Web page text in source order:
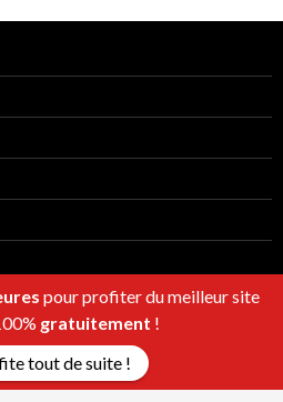
pour profiter du meilleur site
gratuitement !
tout de suite !